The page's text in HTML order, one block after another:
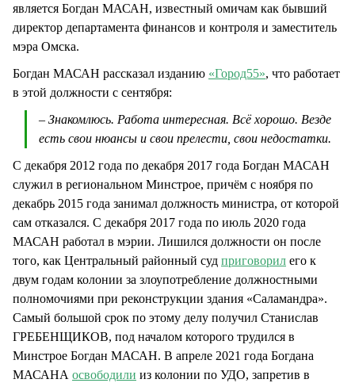
является Богдан МАСАН, известный омичам как бывший
директор департамента финансов и контроля и заместитель
мэра Омска.
Богдан МАСАН рассказал изданию «Город55», что работает
в этой должности с сентября:
– Знакомлюсь. Работа интересная. Всё хорошо. Везде
есть свои нюансы и свои прелести, свои недостатки.
С декабря 2012 года по декабря 2017 года Богдан МАСАН
служил в региональном Минстрое, причём с ноября по
декабрь 2015 года занимал должность министра, от которой
сам отказался. С декабря 2017 года по июль 2020 года
МАСАН работал в мэрии. Лишился должности он после
того, как Центральный районный суд приговорил его к
двум годам колонии за злоупотребление должностными
полномочиями при реконструкции здания «Саламандра».
Самый большой срок по этому делу получил Станислав
ГРЕБЕНЩИКОВ, под началом которого трудился в
Минстрое Богдан МАСАН. В апреле 2021 года Богдана
МАСАНА освободили из колонии по УДО, запретив в